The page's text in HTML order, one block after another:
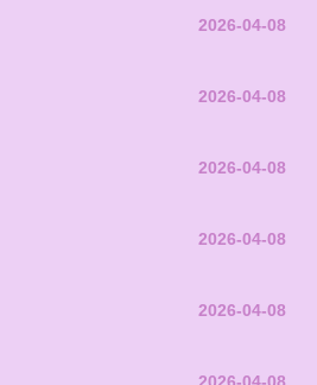
2026-04-08
2026-04-08
2026-04-08
2026-04-08
2026-04-08